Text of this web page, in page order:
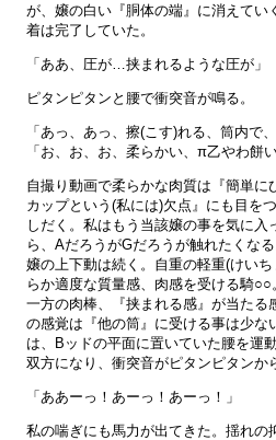
が、嬢の白い『胴体の端』に消えてい
着は完了していた。
「ああ、圧が…挟まれるような圧が」
ピタンピタンと腰で衝突音が鳴る。
「あっ、あっ、擦(こす)れる、筒内で
「お、お、お、柔らかい、π乙やわ餅い
自撮り動画で柔らかな肉質は『簡単に
カップという(私には)欠点』にも目を
しだく。私はもう当該嬢の事を気に
ら、AだろうがGだろうが触れたくなる
嬢の上下動は続く。自重の軽重(けい
らか適度な質量感、肉感を受ける騎○○
一方の肉棒、『挟まれる感』が当たる
の感覚は『他の筒』に受ける事は少な
は、Bッドの平面に置いていた腰を運
双方になり、衝突音がピタンピタンか
「ああーっ！あーっ！あーっ！」
私の喘ぎにも馬力が出てきた。揺れの